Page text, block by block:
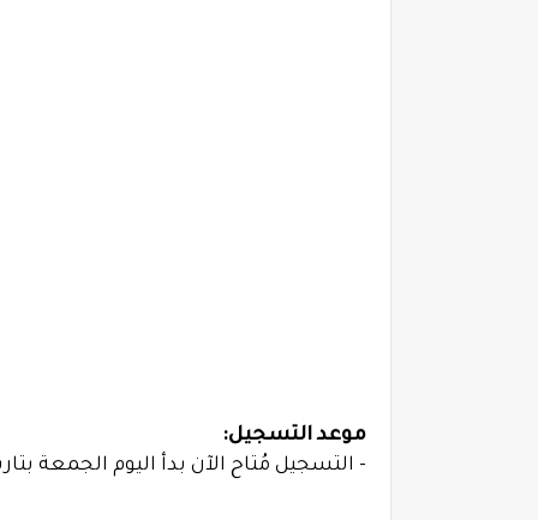
موعد التسجيل:
- التسجيل مُتاح الآن بدأ اليوم الجمعة بتاريخ 1443/10/26هـ الموافق 2022/